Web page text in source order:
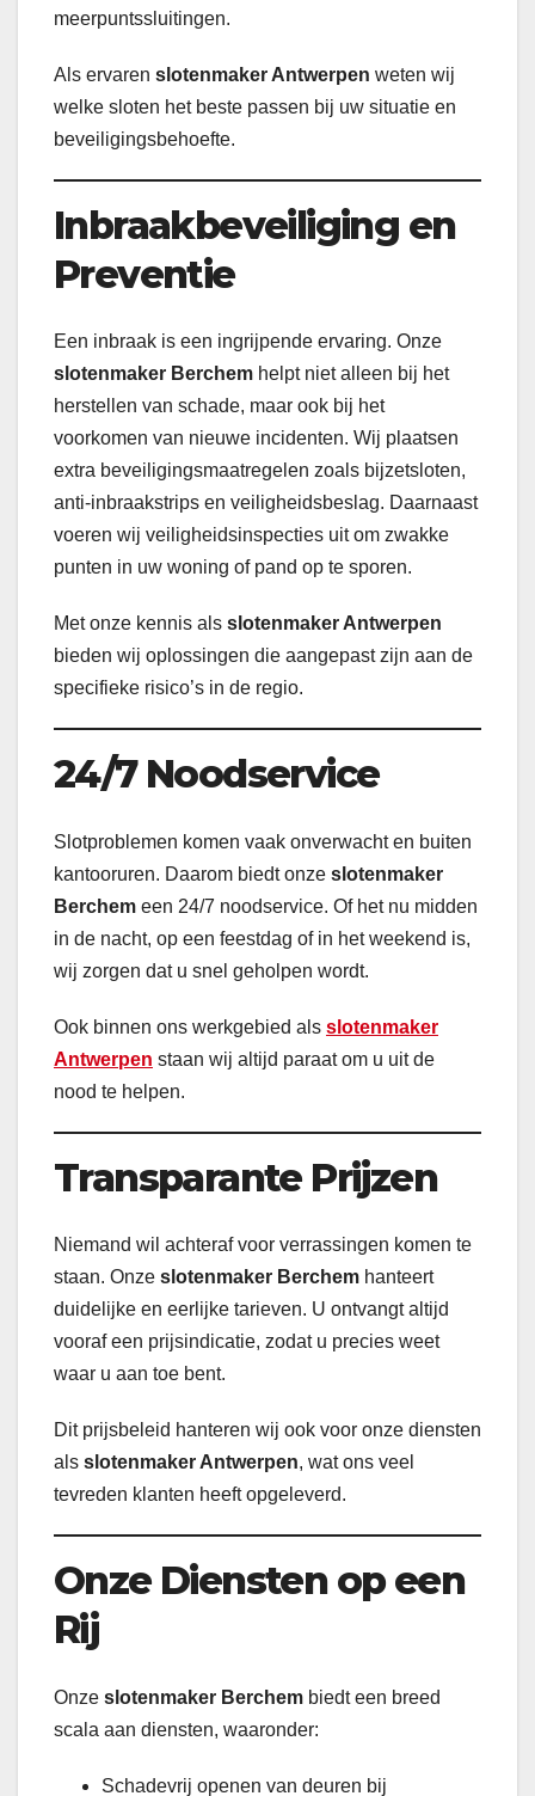
meerpuntssluitingen.
Als ervaren slotenmaker Antwerpen weten wij
welke sloten het beste passen bij uw situatie en
beveiligingsbehoefte.
Inbraakbeveiliging en
Preventie
Een inbraak is een ingrijpende ervaring. Onze
slotenmaker Berchem helpt niet alleen bij het
herstellen van schade, maar ook bij het
voorkomen van nieuwe incidenten. Wij plaatsen
extra beveiligingsmaatregelen zoals bijzetsloten,
anti-inbraakstrips en veiligheidsbeslag. Daarnaast
voeren wij veiligheidsinspecties uit om zwakke
punten in uw woning of pand op te sporen.
Met onze kennis als slotenmaker Antwerpen
bieden wij oplossingen die aangepast zijn aan de
specifieke risico’s in de regio.
24/7 Noodservice
Slotproblemen komen vaak onverwacht en buiten
kantooruren. Daarom biedt onze slotenmaker
Berchem een 24/7 noodservice. Of het nu midden
in de nacht, op een feestdag of in het weekend is,
wij zorgen dat u snel geholpen wordt.
Ook binnen ons werkgebied als slotenmaker
Antwerpen staan wij altijd paraat om u uit de
nood te helpen.
Transparante Prijzen
Niemand wil achteraf voor verrassingen komen te
staan. Onze slotenmaker Berchem hanteert
duidelijke en eerlijke tarieven. U ontvangt altijd
vooraf een prijsindicatie, zodat u precies weet
waar u aan toe bent.
Dit prijsbeleid hanteren wij ook voor onze diensten
als slotenmaker Antwerpen, wat ons veel
tevreden klanten heeft opgeleverd.
Onze Diensten op een
Rij
Onze slotenmaker Berchem biedt een breed
scala aan diensten, waaronder:
Schadevrij openen van deuren bij